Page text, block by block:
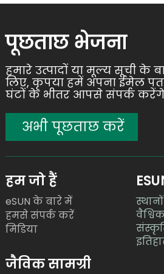
पूछताछ भेजना
हमारे उत्पादों या मूल्य सूची के
लिए, कृपया हमें अपना ईमेल
घंटों के भीतर आपसे संपर्क
अभी पूछताछ करें
हम जो हैं
eSUN के बारे में
हमसे संपर्क करें
मिडिया
स्थानों
जैविक सामग्री